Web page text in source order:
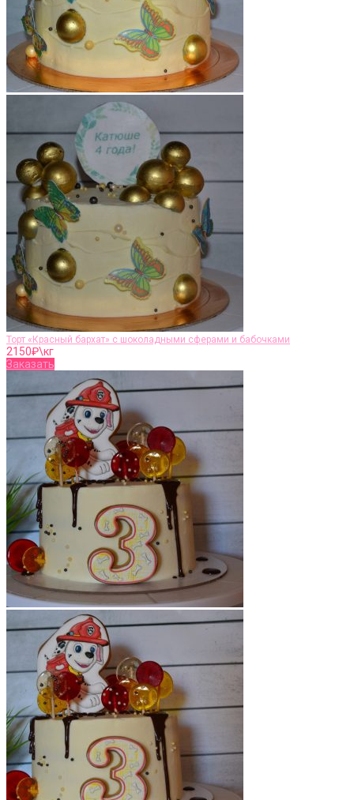
Торт «Красный бархат» с шоколадными сферами и бабочками
2150₽\кг
Заказать